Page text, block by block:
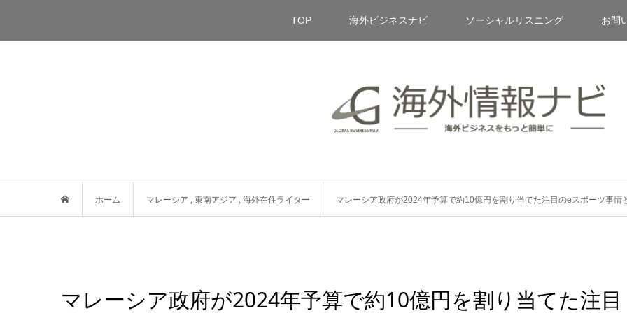
TOP 海外ビジネスナビ ソーシャルリスニング お問
ホーム マレーシア , 東南アジア , 海外在住ライター マレーシア政府が2024年予算で約10億円を割り当てた注目のeスポーツ事情
マレーシア政府が2024年予算で約10億円を割り当てた注目